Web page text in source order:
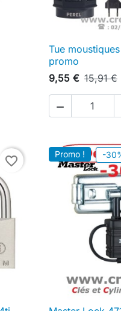
au panier

Tue
promo
9,55 € 15,91 €

favorite_border Promo ! -